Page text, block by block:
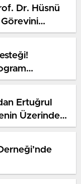
Dr. Hüsnü
Görevini
Ertuğrul
Üzerinde